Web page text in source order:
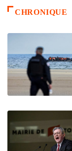
CHRONIQUE